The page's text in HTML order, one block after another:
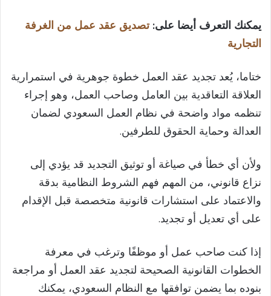
يمكنك التعرف أيضا على:تصديق عقد عمل من الغرفة
التجارية
ختاما، يُعد تجديد عقد العمل خطوة جوهرية في استمرارية
العلاقة التعاقدية بين العامل وصاحب العمل، وهو إجراء
تنظمه مواد واضحة في نظام العمل السعودي لضمان
العدالة وحماية الحقوق للطرفين.
ولأن أي خطأ في صياغة أو توثيق التجديد قد يؤدي إلى
نزاع قانوني، من المهم فهم الشروط النظامية بدقة
والاعتماد على استشارات قانونية متخصصة قبل الإقدام
على أي تعديل أو تجديد.
إذا كنت صاحب عمل أو موظفًا وترغب في معرفة
الخطوات القانونية الصحيحة لتجديد عقد العمل أو مراجعة
بنوده بما يضمن توافقها مع النظام السعودي، يمكنك